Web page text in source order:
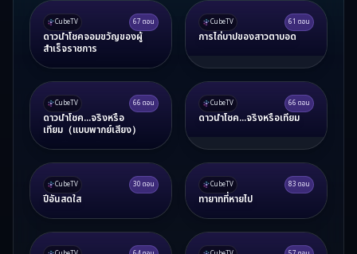
CubeTV 67 ตอน
ดาวนำโชคจอมขวัญของผู้
สำเร็จราชการ
CubeTV 61 ตอน
การไถ่บาปของสาวตาบอด
CubeTV 66 ตอน
ดาวนำโชค...จริงหรือ
เทียม（แบบพากย์เสียง）
CubeTV 66 ตอน
ดาวนำโชค...จริงหรือเทียม
CubeTV 30 ตอน
ปีอันสดใส
CubeTV 83 ตอน
ทายาทที่หายไป